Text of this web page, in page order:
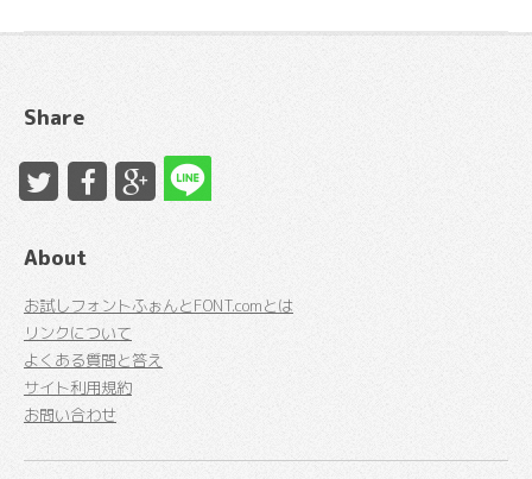
Share
About
お試しフォントふぉんとFONT.comとは
リンクについて
よくある質問と答え
サイト利用規約
お問い合わせ